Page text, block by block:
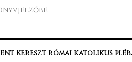
Kereszt római katolikus